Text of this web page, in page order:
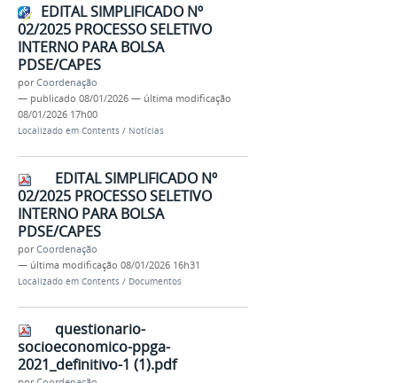
EDITAL SIMPLIFICADO Nº
02/2025 PROCESSO SELETIVO
INTERNO PARA BOLSA
PDSE/CAPES
porCoordenação
— publicado 08/01/2026 — última modificação
08/01/2026 17h00
Localizado em Contents / Notícias
EDITAL SIMPLIFICADO Nº
02/2025 PROCESSO SELETIVO
INTERNO PARA BOLSA
PDSE/CAPES
porCoordenação
— última modificação 08/01/2026 16h31
Localizado em Contents / Documentos
questionario-
socioeconomico-ppga-
2021_definitivo-1 (1).pdf